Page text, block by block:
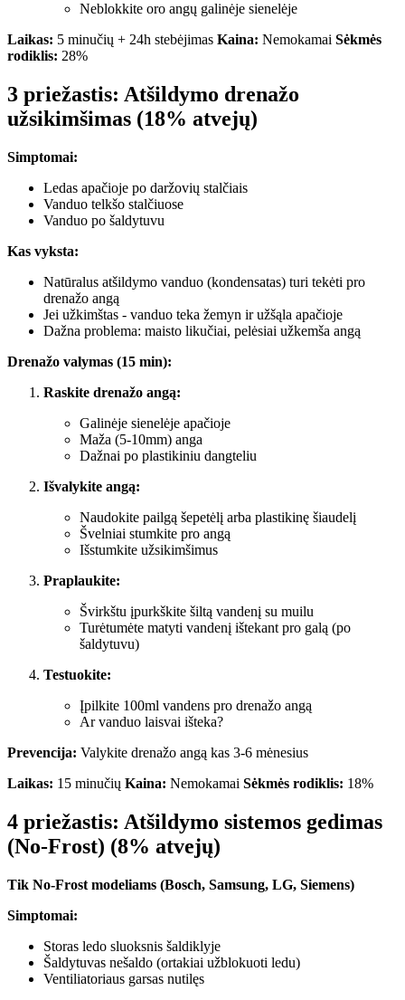
Neblokkite oro angų galinėje sienelėje
Laikas: 5 minučių + 24h stebėjimas Kaina: Nemokamai Sėkmės
rodiklis: 28%
3 priežastis: Atšildymo drenažo
užsikimšimas (18% atvejų)
Simptomai:
Ledas apačioje po daržovių stalčiais
Vanduo telkšo stalčiuose
Vanduo po šaldytuvu
Kas vyksta:
Natūralus atšildymo vanduo (kondensatas) turi tekėti pro
drenažo angą
Jei užkimštas - vanduo teka žemyn ir užšąla apačioje
Dažna problema: maisto likučiai, pelėsiai užkemša angą
Drenažo valymas (15 min):
Raskite drenažo angą:
Galinėje sienelėje apačioje
Maža (5-10mm) anga
Dažnai po plastikiniu dangteliu
Išvalykite angą:
Naudokite pailgą šepetėlį arba plastikinę šiaudelį
Švelniai stumkite pro angą
Išstumkite užsikimšimus
Praplaukite:
Švirkštu įpurkškite šiltą vandenį su muilu
Turėtumėte matyti vandenį ištekant pro galą (po
šaldytuvu)
Testuokite:
Įpilkite 100ml vandens pro drenažo angą
Ar vanduo laisvai išteka?
Prevencija: Valykite drenažo angą kas 3-6 mėnesius
Laikas: 15 minučių Kaina: Nemokamai Sėkmės rodiklis: 18%
4 priežastis: Atšildymo sistemos gedimas
(No-Frost) (8% atvejų)
Tik No-Frost modeliams (Bosch, Samsung, LG, Siemens)
Simptomai:
Storas ledo sluoksnis šaldiklyje
Šaldytuvas nešaldo (ortakiai užblokuoti ledu)
Ventiliatoriaus garsas nutilęs